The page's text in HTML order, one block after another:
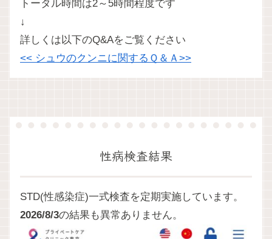
トータル時間は2～5時間程度です
↓
詳しくは以下のQ&Aをご覧ください
<< シュウのクンニに関するＱ＆Ａ>>
性病検査結果
STD(性感染症)一式検査を定期実施しています。
2026/8/3の結果も異常ありません。